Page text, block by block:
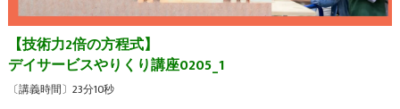
【技術力2倍の方程式】
デイサービスやりくり講座0205_1
〔講義時間〕23分10秒